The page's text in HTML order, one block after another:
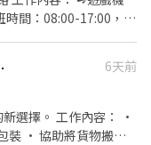
300-1000元🌟 書審即
時薪245 ⏰《晚
時薪285 ⏰《晚八》
路/觀音寶倉街/楊梅區
日領現）
6天前
內容： •
裝 • 協助將貨物搬移